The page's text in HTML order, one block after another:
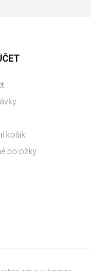
košík
položky